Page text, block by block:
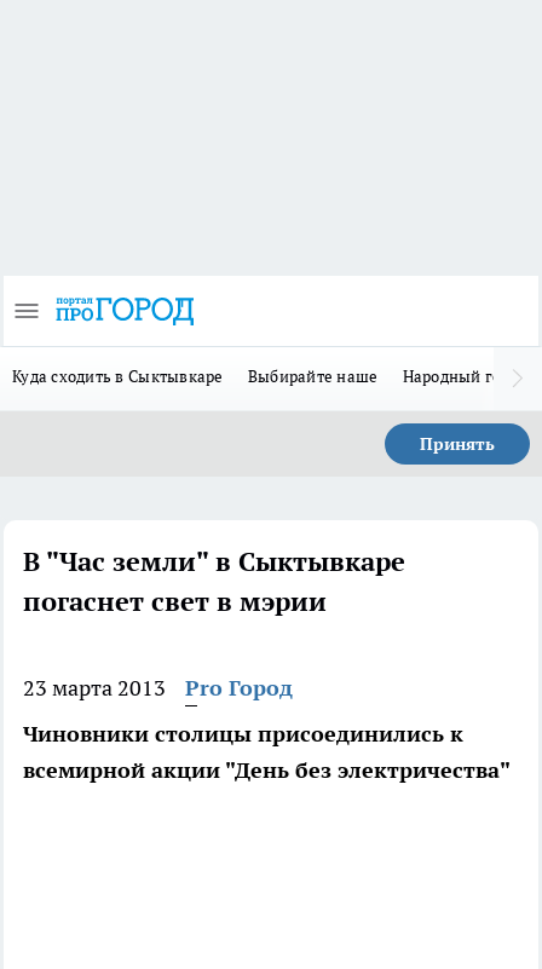
Куда сходить в Сыктывкаре Выбирайте наше Народный герой-
Принять
В "Час земли" в Сыктывкаре
погаснет свет в мэрии
23 марта 2013
Pro Город
Чиновники столицы присоединились к
всемирной акции "День без электричества"